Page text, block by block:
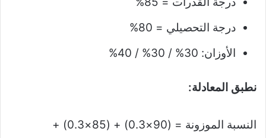
درجة التحصيلي = 80%
الأوزان: 30% / 30% / 40%
نطبق المعادلة:
النسبة الموزونة = (90×0.3) + (85×0.3) +